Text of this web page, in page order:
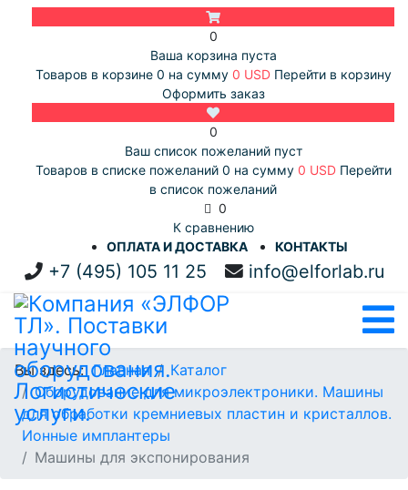
0
Ваша корзина пуста
Товаров в корзине 0 на сумму 0 USD Перейти в корзину
Оформить заказ
0
Ваш список пожеланий пуст
Товаров в списке пожеланий 0 на сумму 0 USD Перейти
в список пожеланий
0
К сравнению
ОПЛАТА И ДОСТАВКА
КОНТАКТЫ
+7 (495) 105 11 25 info@elforlab.ru
Вы здесь:Главная
Каталог
Оборудование для микроэлектроники. Машины
для обработки кремниевых пластин и кристаллов.
Ионные имплантеры
Машины для экспонирования